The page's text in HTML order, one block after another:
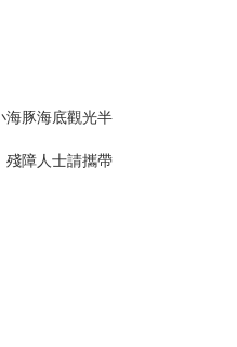
海豚海底觀光半
殘障人士請攜帶